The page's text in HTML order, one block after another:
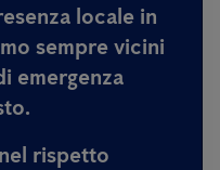
locale in
sempre vicini
emergenza
rispetto